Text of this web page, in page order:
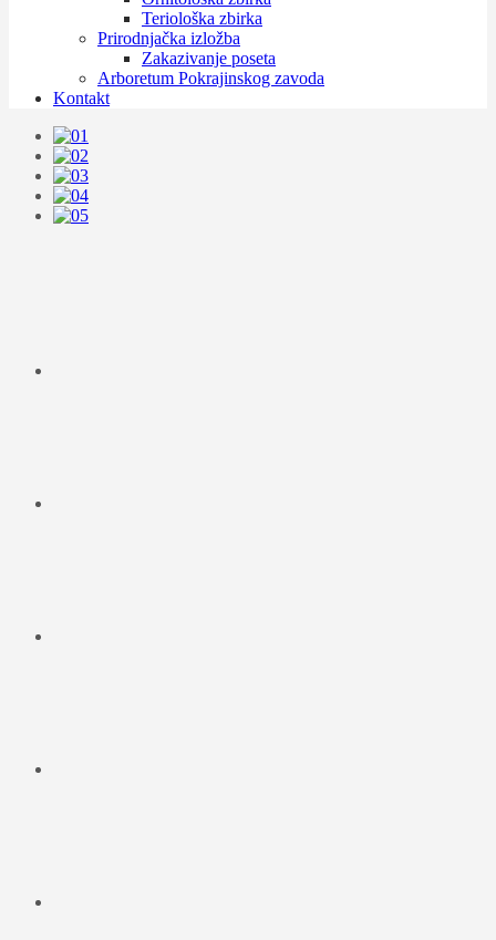
Teriološka zbirka
Prirodnjačka izložba
Zakazivanje poseta
Arboretum Pokrajinskog zavoda
Kontakt